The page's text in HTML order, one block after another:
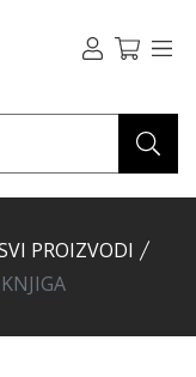
PROIZVODI